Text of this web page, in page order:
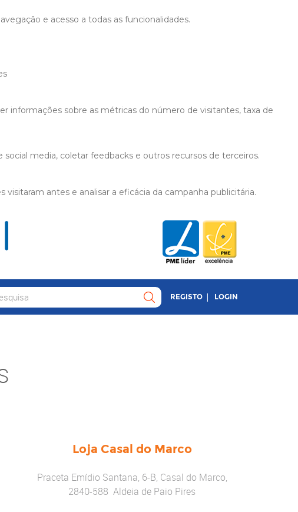
e acesso a todas as funcionalidades.
informações sobre as métricas do número de visitantes, taxa de
media, coletar feedbacks e outros recursos de terceiros.
antes e analisar a eficácia da campanha publicitária.
REGISTO LOGIN
Loja Casal do Marco
Praceta Emídio Santana, 6-B, Casal do Marco,
2840-588 Aldeia de Paio Pires